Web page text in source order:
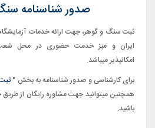
صدور شناسنامه
ثبت سنگ و گوهر، جهت ارائه خدمات
ایران و میز خدمت حضوری در محل
امکانپذیر میباشد.
برای کارشناسی و صدور شناسنامه به بخش "
همچنین میتوانید جهت مشاوره رایگان از طریق
باشید.